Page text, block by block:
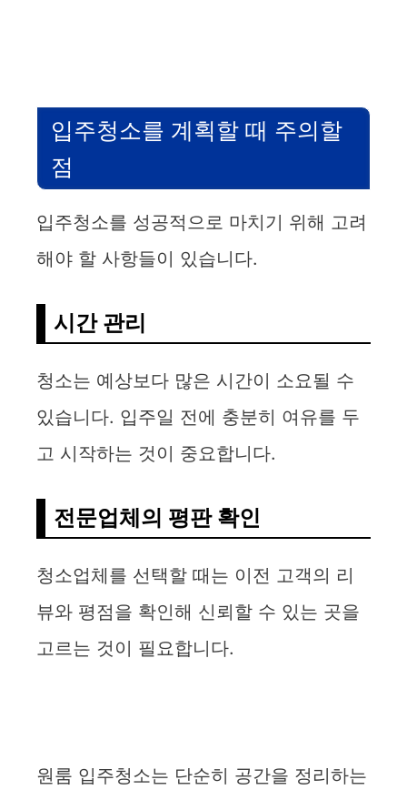
입주청소를 계획할 때 주의할
점
입주청소를 성공적으로 마치기 위해 고려
해야 할 사항들이 있습니다.
시간 관리
청소는 예상보다 많은 시간이 소요될 수
있습니다. 입주일 전에 충분히 여유를 두
고 시작하는 것이 중요합니다.
전문업체의 평판 확인
청소업체를 선택할 때는 이전 고객의 리
뷰와 평점을 확인해 신뢰할 수 있는 곳을
고르는 것이 필요합니다.
원룸 입주청소는 단순히 공간을 정리하는